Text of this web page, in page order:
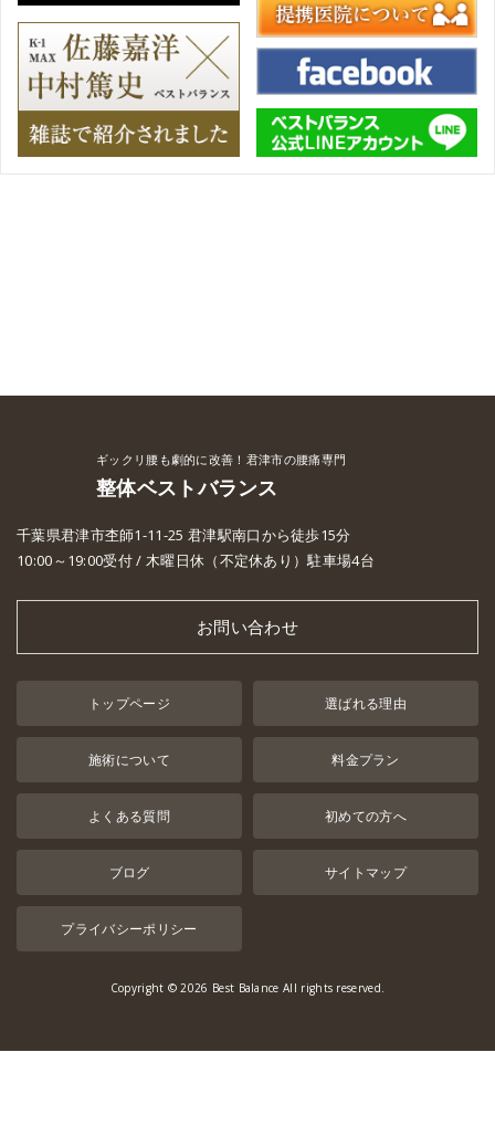
ギックリ腰も劇的に改善！君津市の腰痛専門
整体ベストバランス
千葉県君津市杢師1-11-25 君津駅南口から徒歩15分
10:00～19:00受付 / 木曜日休（不定休あり）駐車場4台
お問い合わせ
トップページ 選ばれる理由
施術について 料金プラン
よくある質問 初めての方へ
ブログ サイトマップ
プライバシーポリシー
Copyright © 2026 Best Balance All rights reserved.